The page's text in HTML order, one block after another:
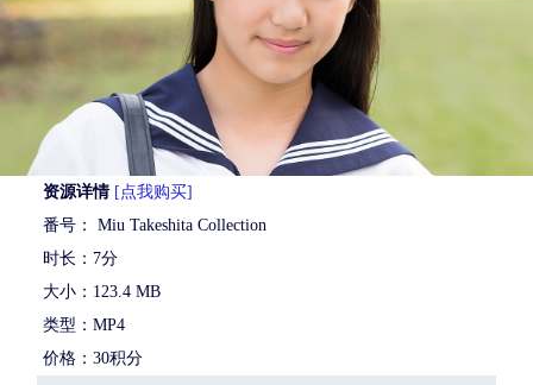
资源详情 [点我购买]
番号： Miu Takeshita Collection
时长：7分
大小：123.4 MB
类型：MP4
价格：30积分